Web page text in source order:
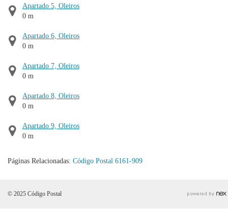
Apartado 5, Oleiros
0 m
Apartado 6, Oleiros
0 m
Apartado 7, Oleiros
0 m
Apartado 8, Oleiros
0 m
Apartado 9, Oleiros
0 m
Páginas Relacionadas: Código Postal 6161-909
© 2025 Código Postal